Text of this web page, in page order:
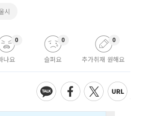
시
나요
0
슬퍼요
0
추가취재 원해요
0